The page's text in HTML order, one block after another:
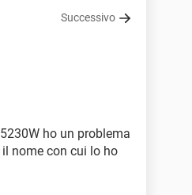
Successivo
ho un problema
nome con cui lo ho